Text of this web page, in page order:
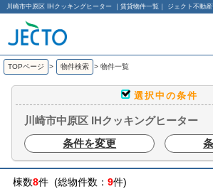
川崎市中原区 IHクッキングヒーター ｜賃貸物件一覧｜ ジェクト不動
TOPページ > 物件検索 > 物件一覧
選択中の条件
川崎市中原区 IHクッキングヒーター
条件を変更
棟数8件 (総物件数： 9件)